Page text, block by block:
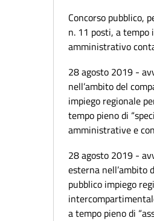
Concorso pubblico,
n. 11 posti, a
amministrativo
28 agosto 2019 -
nell’ambito del
impiego regionale
tempo pieno di
amministrative e
28 agosto 2019 -
esterna nell’ambito
pubblico impiego
a tempo pieno di